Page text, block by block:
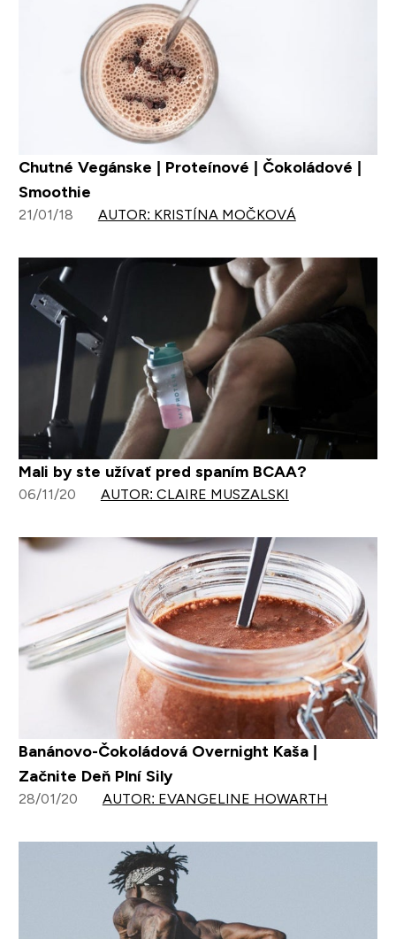
Chutné Vegánske | Proteínové | Čokoládové |
Smoothie
21/01/18 AUTOR: KRISTÍNA MOČKOVÁ
Mali by ste užívať pred spaním BCAA?
06/11/20 AUTOR: CLAIRE MUSZALSKI
Banánovo-Čokoládová Overnight Kaša |
Začnite Deň Plní Sily
28/01/20 AUTOR: EVANGELINE HOWARTH